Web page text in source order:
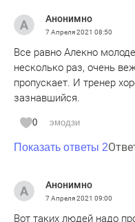
Анонимно
7 Апреля 2021 08:50
Все равно Алекно
несколько раз, очень
пропускает. И тренер
зазнавшийся.
0 эмодзи
Показать ответы 2
Анонимно
7 Апреля 2021 09:00
Вот таких людей надо